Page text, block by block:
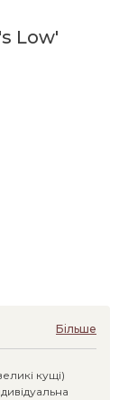
Low'
Більше
кущі)